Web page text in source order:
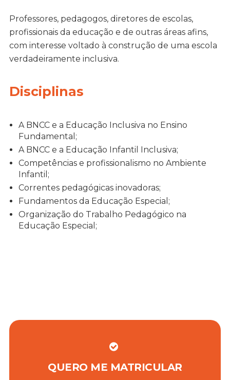
Professores, pedagogos, diretores de escolas,
profissionais da educação e de outras áreas afins,
com interesse voltado à construção de uma escola
verdadeiramente inclusiva.
Disciplinas
A BNCC e a Educação Inclusiva no Ensino
Fundamental;
A BNCC e a Educação Infantil Inclusiva;
Competências e profissionalismo no Ambiente
Infantil;
Correntes pedagógicas inovadoras;
Fundamentos da Educação Especial;
Organização do Trabalho Pedagógico na
Educação Especial;
QUERO ME MATRICULAR